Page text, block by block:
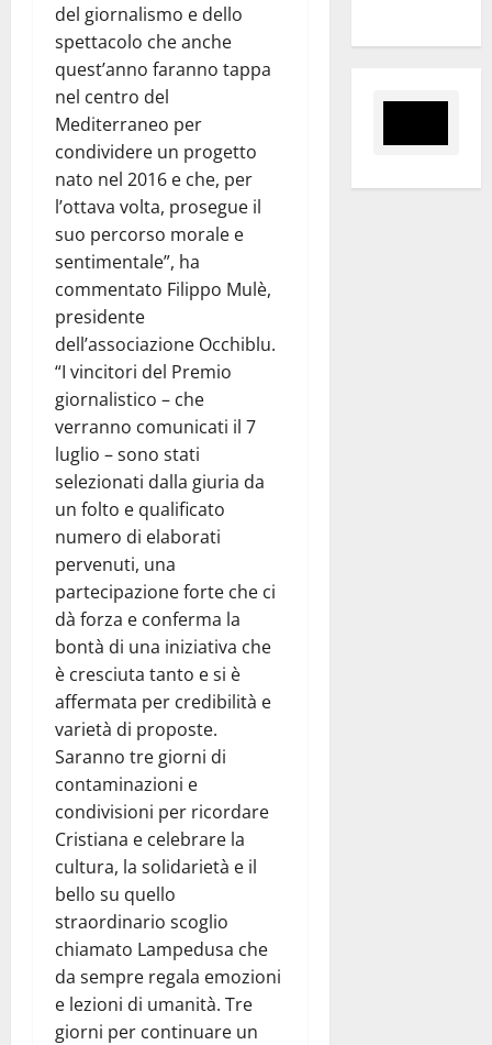
del giornalismo e dello
spettacolo che anche
quest’anno faranno tappa
nel centro del
Mediterraneo per
condividere un progetto
nato nel 2016 e che, per
l’ottava volta, prosegue il
suo percorso morale e
sentimentale”, ha
commentato Filippo Mulè,
presidente
dell’associazione Occhiblu.
“I vincitori del Premio
giornalistico – che
verranno comunicati il 7
luglio – sono stati
selezionati dalla giuria da
un folto e qualificato
numero di elaborati
pervenuti, una
partecipazione forte che ci
dà forza e conferma la
bontà di una iniziativa che
è cresciuta tanto e si è
affermata per credibilità e
varietà di proposte.
Saranno tre giorni di
contaminazioni e
condivisioni per ricordare
Cristiana e celebrare la
cultura, la solidarietà e il
bello su quello
straordinario scoglio
chiamato Lampedusa che
da sempre regala emozioni
e lezioni di umanità. Tre
giorni per continuare un